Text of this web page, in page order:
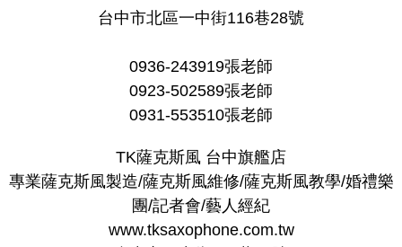
台中市北區一中街116巷28號
0936-243919張老師
0923-502589張老師
0931-553510張老師
TK薩克斯風 台中旗艦店
專業薩克斯風製造/薩克斯風維修/薩克斯風教學/婚禮樂
團/記者會/藝人經紀
www.tksaxophone.com.tw